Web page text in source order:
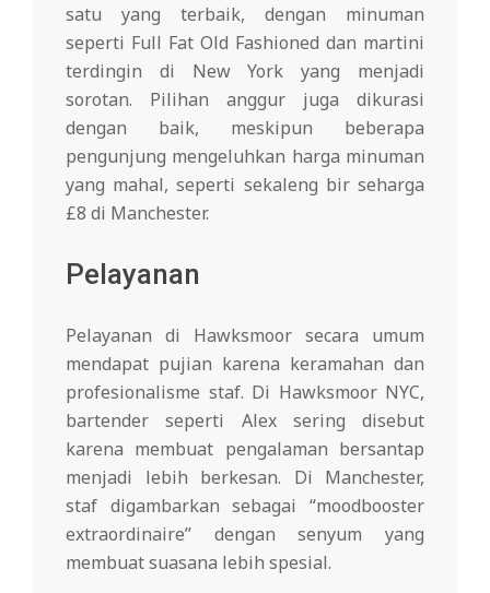
satu yang terbaik, dengan minuman
seperti Full Fat Old Fashioned dan martini
terdingin di New York yang menjadi
sorotan. Pilihan anggur juga dikurasi
dengan baik, meskipun beberapa
pengunjung mengeluhkan harga minuman
yang mahal, seperti sekaleng bir seharga
£8 di Manchester.
Pelayanan
Pelayanan di Hawksmoor secara umum
mendapat pujian karena keramahan dan
profesionalisme staf. Di Hawksmoor NYC,
bartender seperti Alex sering disebut
karena membuat pengalaman bersantap
menjadi lebih berkesan. Di Manchester,
staf digambarkan sebagai “moodbooster
extraordinaire” dengan senyum yang
membuat suasana lebih spesial.